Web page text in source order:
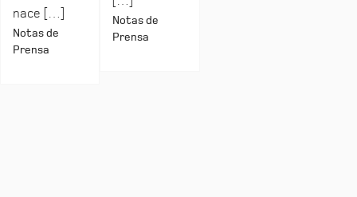
nace […]
Notas de
Prensa
Notas de
Prensa